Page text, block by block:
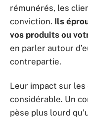
rémunérés, les
conviction. Ils
vos produits ou
en parler autour
contrepartie.
Leur impact sur les
considérable. Un
pèse plus lourd